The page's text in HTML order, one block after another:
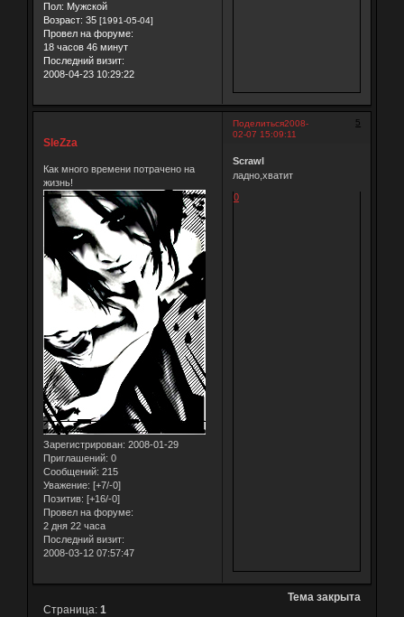
Пол: Мужской
Возраст: 35 [1991-05-04]
Провел на форуме:
18 часов 46 минут
Последний визит:
2008-04-23 10:29:22
Поделиться 5
2008-
02-07 15:09:11
SleZza
Как много времени потрачено на
жизнь!
Зарегистрирован: 2008-01-29
Приглашений: 0
Сообщений: 215
Уважение: [+7/-0]
Позитив: [+16/-0]
Провел на форуме:
2 дня 22 часа
Последний визит:
2008-03-12 07:57:47
Scrawl
ладно,хватит
0
Тема закрыта
Страница: 1